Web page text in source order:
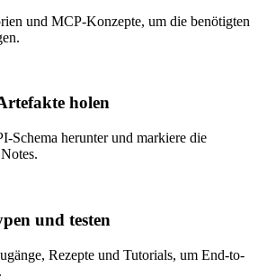
und MCP-Konzepte, um die benötigten
holen
Schema herunter und markiere die
und testen
Rezepte und Tutorials, um End-to-